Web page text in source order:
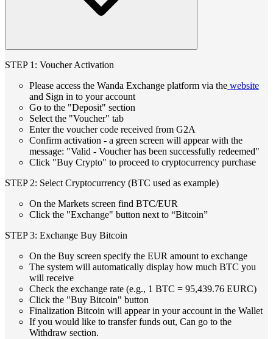
STEP 1: Voucher Activation
Please access the Wanda Exchange platform via the website
and Sign in to your account
Go to the "Deposit" section
Select the "Voucher" tab
Enter the voucher code received from G2A
Confirm activation - a green screen will appear with the
message: "Valid - Voucher has been successfully redeemed"
Click "Buy Crypto" to proceed to cryptocurrency purchase
STEP 2: Select Cryptocurrency (BTC used as example)
On the Markets screen find BTC/EUR
Click the "Exchange" button next to “Bitcoin”
STEP 3: Exchange Buy Bitcoin
On the Buy screen specify the EUR amount to exchange
The system will automatically display how much BTC you
will receive
Check the exchange rate (e.g., 1 BTC = 95,439.76 EURC)
Click the "Buy Bitcoin" button
Finalization Bitcoin will appear in your account in the Wallet
If you would like to transfer funds out, Can go to the
Withdraw section.